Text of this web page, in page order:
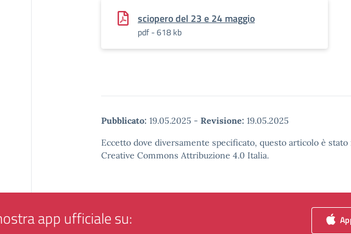
sciopero del 23 e 24 maggio
pdf - 618 kb
Pubblicato: 19.05.2025 - Revisione: 19.05.2025
Eccetto dove diversamente specificato, questo articolo è
Creative Commons Attribuzione 4.0 Italia.
app ufficiale su: